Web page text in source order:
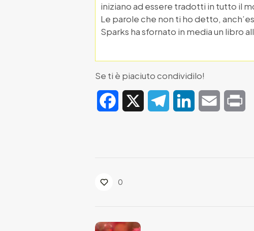
iniziano ad essere tradotti in tutto il
Le parole che non ti ho detto,
Sparks ha sfornato in media un libro
Se ti è piaciuto condividilo!
Facebook TelegramLinkedIn Email
0